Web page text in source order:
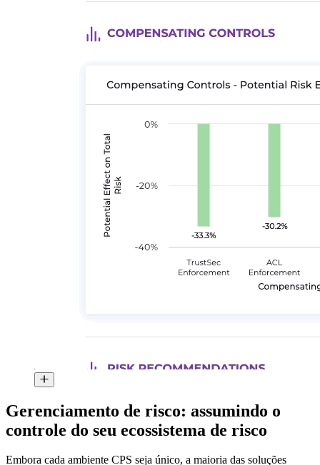
Gerenciamento de risco: assumindo o
controle do seu ecossistema de risco
Embora cada ambiente CPS seja único, a maioria das soluções